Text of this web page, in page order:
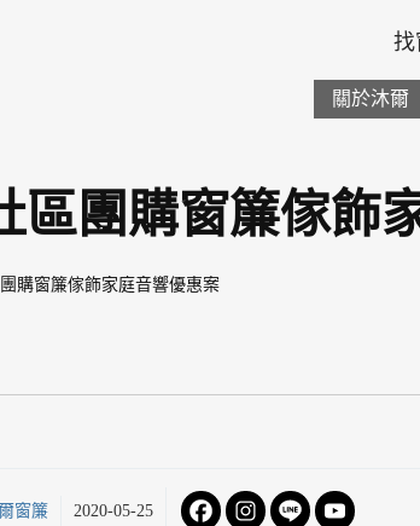
找
關於沐爾
區團購窗簾傢飾
購窗簾傢飾家庭音響優惠案
窗簾 2020-05-25